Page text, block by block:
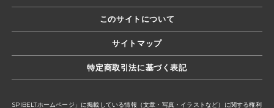
このサイトについて
サイトマップ
特定商取引法に基づく表記
SPIBELTホームページ」に掲載している情報（文章・写真・イラストなど）に関する権利